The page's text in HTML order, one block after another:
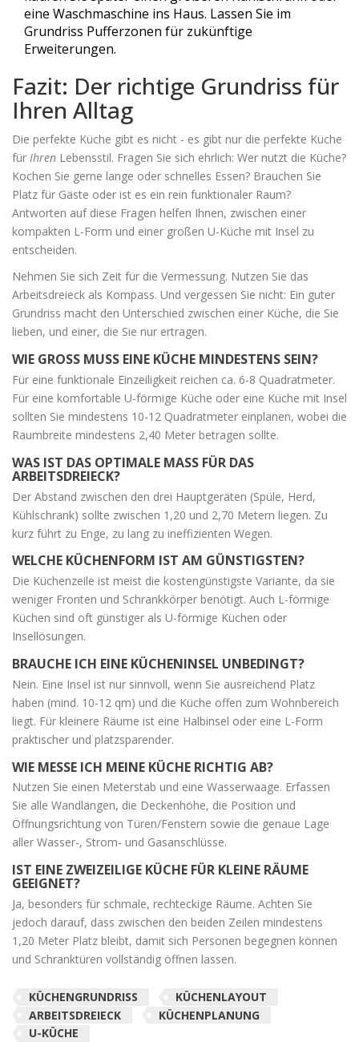
eine Waschmaschine ins Haus. Lassen Sie im
Grundriss Pufferzonen für zukünftige
Erweiterungen.
Fazit: Der richtige Grundriss für
Ihren Alltag
Die perfekte Küche gibt es nicht - es gibt nur die perfekte Küche
für Ihren Lebensstil. Fragen Sie sich ehrlich: Wer nutzt die Küche?
Kochen Sie gerne lange oder schnelles Essen? Brauchen Sie
Platz für Gäste oder ist es ein rein funktionaler Raum?
Antworten auf diese Fragen helfen Ihnen, zwischen einer
kompakten L-Form und einer großen U-Küche mit Insel zu
entscheiden.
Nehmen Sie sich Zeit für die Vermessung. Nutzen Sie das
Arbeitsdreieck als Kompass. Und vergessen Sie nicht: Ein guter
Grundriss macht den Unterschied zwischen einer Küche, die Sie
lieben, und einer, die Sie nur ertragen.
WIE GROSS MUSS EINE KÜCHE MINDESTENS SEIN?
Für eine funktionale Einzeiligkeit reichen ca. 6-8 Quadratmeter.
Für eine komfortable U-förmige Küche oder eine Küche mit Insel
sollten Sie mindestens 10-12 Quadratmeter einplanen, wobei die
Raumbreite mindestens 2,40 Meter betragen sollte.
WAS IST DAS OPTIMALE MASS FÜR DAS A
RBEITSDREIECK?
Der Abstand zwischen den drei Hauptgeräten (Spüle, Herd,
Kühlschrank) sollte zwischen 1,20 und 2,70 Metern liegen. Zu
kurz führt zu Enge, zu lang zu ineffizienten Wegen.
WELCHE KÜCHENFORM IST AM GÜNSTIGSTEN?
Die Küchenzeile ist meist die kostengünstigste Variante, da sie
weniger Fronten und Schrankkörper benötigt. Auch L-förmige
Küchen sind oft günstiger als U-förmige Küchen oder
Insellösungen.
BRAUCHE ICH EINE KÜCHENINSEL UNBEDINGT?
Nein. Eine Insel ist nur sinnvoll, wenn Sie ausreichend Platz
haben (mind. 10-12 qm) und die Küche offen zum Wohnbereich
liegt. Für kleinere Räume ist eine Halbinsel oder eine L-Form
praktischer und platzsparender.
WIE MESSE ICH MEINE KÜCHE RICHTIG AB?
Nutzen Sie einen Meterstab und eine Wasserwaage. Erfassen
Sie alle Wandlängen, die Deckenhöhe, die Position und
Öffnungsrichtung von Türen/Fenstern sowie die genaue Lage
aller Wasser-, Strom- und Gasanschlüsse.
IST EINE ZWEIZEILIGE KÜCHE FÜR KLEINE RÄUME
GEEIGNET?
Ja, besonders für schmale, rechteckige Räume. Achten Sie
jedoch darauf, dass zwischen den beiden Zeilen mindestens
1,20 Meter Platz bleibt, damit sich Personen begegnen können
und Schranktüren vollständig öffnen lassen.
KÜCHENGRUNDRISS
KÜCHENLAYOUT
ARBEITSDREIECK
KÜCHENPLANUNG
U-KÜCHE